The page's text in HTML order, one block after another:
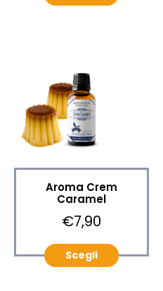
Aroma Crem
Caramel
€7,90
Scegli